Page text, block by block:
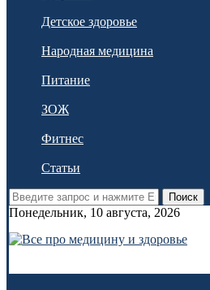
Детское здоровье
Народная медицина
Питание
ЗОЖ
Фитнес
Статьи
Поиск
Понедельник, 10 августа, 2026